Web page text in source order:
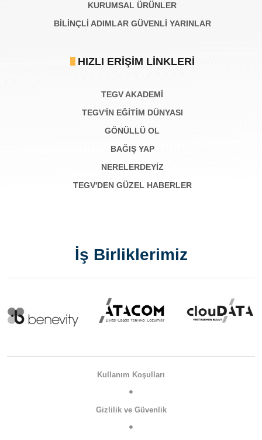
KURUMSAL ÜRÜNLER
BILINÇLI ADIMLAR GÜVENLI YARINLAR
HIZLI ERIŞIM LINKLERI
TEGV AKADEMI
TEGV'İN EĞİTİM DÜNYASI
GÖNÜLLÜ OL
BAĞIŞ YAP
NERELERDEYİZ
TEGV'DEN GÜZEL HABERLER
İş Birliklerimiz
Kullanım Koşulları
Gizlilik ve Güvenlik